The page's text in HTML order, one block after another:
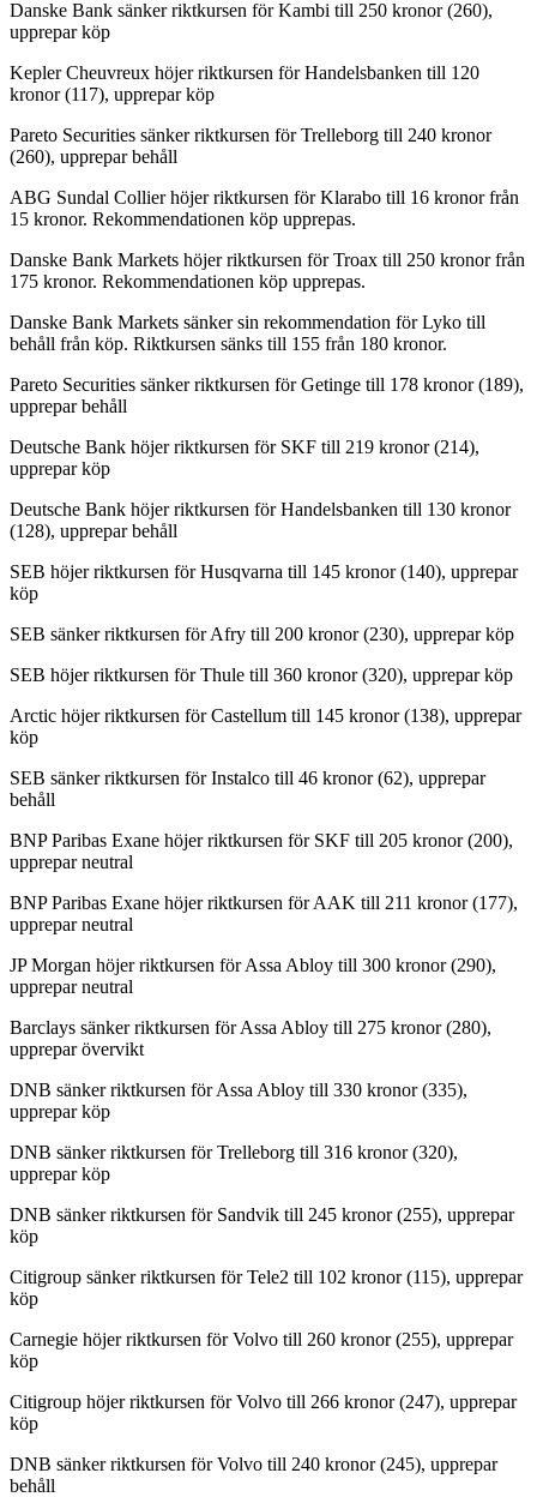
Danske Bank sänker riktkursen för Kambi till 250 kronor (260),
upprepar köp
Kepler Cheuvreux höjer riktkursen för Handelsbanken till 120
kronor (117), upprepar köp
Pareto Securities sänker riktkursen för Trelleborg till 240 kronor
(260), upprepar behåll
ABG Sundal Collier höjer riktkursen för Klarabo till 16 kronor från
15 kronor. Rekommendationen köp upprepas.
Danske Bank Markets höjer riktkursen för Troax till 250 kronor från
175 kronor. Rekommendationen köp upprepas.
Danske Bank Markets sänker sin rekommendation för Lyko till
behåll från köp. Riktkursen sänks till 155 från 180 kronor.
Pareto Securities sänker riktkursen för Getinge till 178 kronor (189),
upprepar behåll
Deutsche Bank höjer riktkursen för SKF till 219 kronor (214),
upprepar köp
Deutsche Bank höjer riktkursen för Handelsbanken till 130 kronor
(128), upprepar behåll
SEB höjer riktkursen för Husqvarna till 145 kronor (140), upprepar
köp
SEB sänker riktkursen för Afry till 200 kronor (230), upprepar köp
SEB höjer riktkursen för Thule till 360 kronor (320), upprepar köp
Arctic höjer riktkursen för Castellum till 145 kronor (138), upprepar
köp
SEB sänker riktkursen för Instalco till 46 kronor (62), upprepar
behåll
BNP Paribas Exane höjer riktkursen för SKF till 205 kronor (200),
upprepar neutral
BNP Paribas Exane höjer riktkursen för AAK till 211 kronor (177),
upprepar neutral
JP Morgan höjer riktkursen för Assa Abloy till 300 kronor (290),
upprepar neutral
Barclays sänker riktkursen för Assa Abloy till 275 kronor (280),
upprepar övervikt
DNB sänker riktkursen för Assa Abloy till 330 kronor (335),
upprepar köp
DNB sänker riktkursen för Trelleborg till 316 kronor (320),
upprepar köp
DNB sänker riktkursen för Sandvik till 245 kronor (255), upprepar
köp
Citigroup sänker riktkursen för Tele2 till 102 kronor (115), upprepar
köp
Carnegie höjer riktkursen för Volvo till 260 kronor (255), upprepar
köp
Citigroup höjer riktkursen för Volvo till 266 kronor (247), upprepar
köp
DNB sänker riktkursen för Volvo till 240 kronor (245), upprepar
behåll